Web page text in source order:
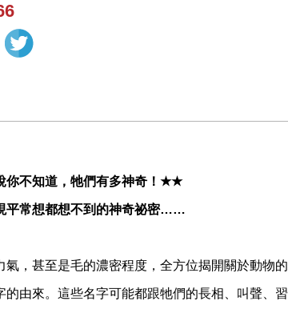
不知道，牠們有多神奇！ ★★
平常想都想不到的神奇祕密……
，甚至是毛的濃密程度，全方位揭開關於動物的
由來。這些名字可能都跟牠們的長相、叫聲、